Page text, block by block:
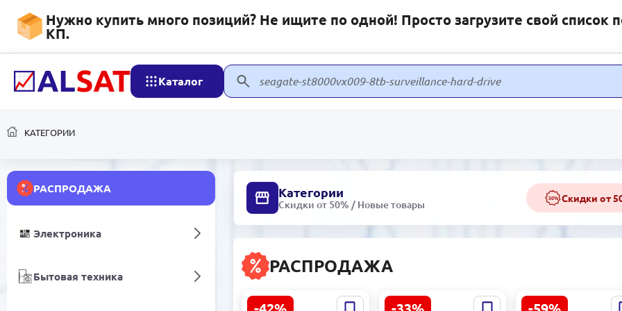
Нужно купить много позиций? Не ищите по одной! Просто загрузите свой список
КП.
Каталог
КАТЕГОРИИ
РАСПРОДАЖА
Электроника
Бытовая техника
Категории
Скидки от 50% / Новые товары
50% Скидки от
РАСПРОДАЖА